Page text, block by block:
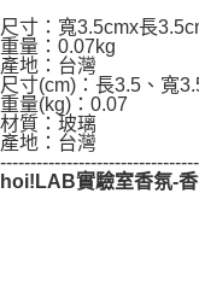
尺寸：寬3.5cmx長
重量：0.07kg
產地：台灣
尺寸(cm)：長3.5、寬
重量(kg)：0.07
材質：玻璃
產地：台灣
---------------------------------
hoi!LAB實驗室香氛-